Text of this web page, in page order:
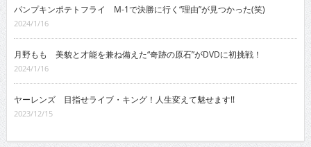
パンプキンポテトフライ M-1で決勝に行く“理由”が見つかった(笑)
2024/1/16
月野もも 美貌と才能を兼ね備えた“奇跡の原石”がDVDに初挑戦！
2024/1/16
ヤーレンズ 目指せライブ・キング！人生変えて魅せます!!
2023/12/15